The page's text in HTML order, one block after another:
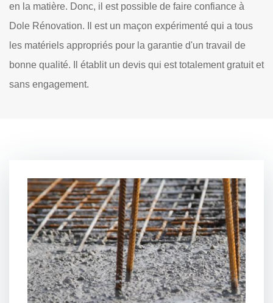
en la matière. Donc, il est possible de faire confiance à
Dole Rénovation. Il est un maçon expérimenté qui a tous
les matériels appropriés pour la garantie d'un travail de
bonne qualité. Il établit un devis qui est totalement gratuit et
sans engagement.